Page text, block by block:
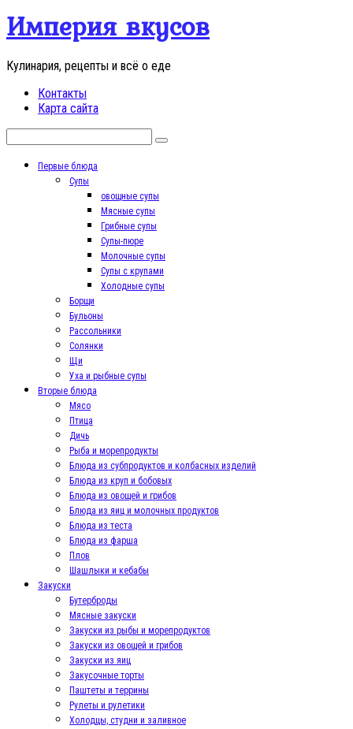
Перейти
контенту
Империя вкусов
Кулинария, рецепты и всё о еде
Контакты
Карта сайта
Первые блюда
Супы
овощные супы
Мясные супы
Грибные супы
Супы-пюре
Молочные супы
Супы с крупами
Холодные супы
Борщи
Бульоны
Рассольники
Солянки
Щи
Уха и рыбные супы
Вторые блюда
Мясо
Птица
Дичь
Рыба и морепродукты
Блюда из субпродуктов и колбасных изделий
Блюда из круп и бобовых
Блюда из овощей и грибов
Блюда из яиц и молочных продуктов
Блюда из теста
Блюда из фарша
Плов
Шашлыки и кебабы
Закуски
Бутерброды
Мясные закуски
Закуски из рыбы и морепродуктов
Закуски из овощей и грибов
Закуски из яиц
Закусочные торты
Паштеты и террины
Рулеты и рулетики
Холодцы, студни и заливное